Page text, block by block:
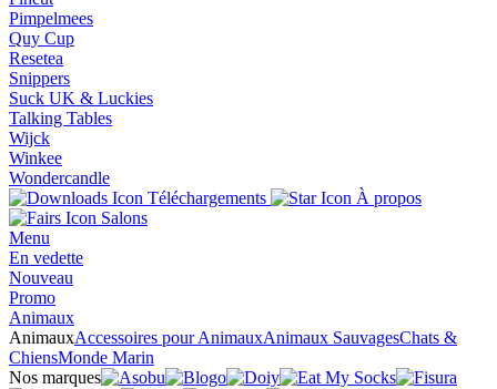
Pimpelmees
Quy Cup
Resetea
Snippers
Suck UK & Luckies
Talking Tables
Wijck
Winkee
Wondercandle
Téléchargements
À propos
Salons
Menu
En vedette
Nouveau
Promo
Animaux
AnimauxAccessoires pour AnimauxAnimaux SauvagesChats &
ChiensMonde Marin
Nos marques